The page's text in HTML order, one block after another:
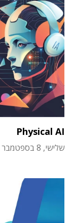
Physical AI
שלישי, 8 בספטמבר 2026